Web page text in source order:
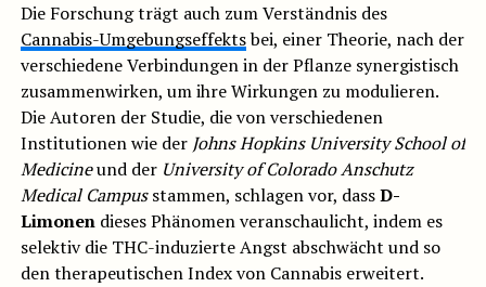
Die Forschung trägt auch zum Verständnis des
Cannabis-Umgebungseffektsbei, einer Theorie, nach der
verschiedene Verbindungen in der Pflanze synergistisch
zusammenwirken, um ihre Wirkungen zu modulieren.
Die Autoren der Studie, die von verschiedenen
Institutionen wie der Johns Hopkins University School of
Medicineund der University of Colorado Anschutz
Medical Campusstammen, schlagen vor, dassD-
Limonendieses Phänomen veranschaulicht, indem es
selektiv die THC-induzierte Angst abschwächt und so
den therapeutischen Index von Cannabis erweitert.